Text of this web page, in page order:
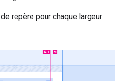
repère pour chaque largeur